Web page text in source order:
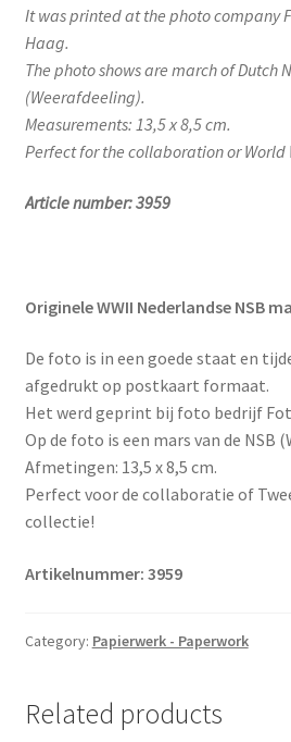
It was printed at the photo company
Haag.
The photo shows are march of Dutch
(Weerafdeeling).
Measurements: 13,5 x 8,5 cm.
Perfect for the collaboration or World
Article number: 3959
Originele WWII Nederlandse NSB
De foto is in een goede staat en
afgedrukt op postkaart formaat.
Het werd geprint bij foto bedrijf
Op de foto is een mars van de NSB
Afmetingen: 13,5 x 8,5 cm.
Perfect voor de collaboratie of
collectie!
Artikelnummer: 3959
Category: Papierwerk - Paperwork
Related products